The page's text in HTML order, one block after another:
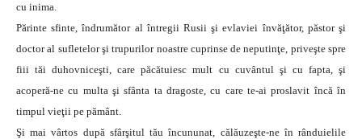
cu inima.
Părinte sfinte, îndrumător al întregii Rusii şi evlaviei învăţător, păstor şi
doctor al sufletelor şi trupurilor noastre cuprinse de neputinţe, priveşte spre
fiii tăi duhovniceşti, care păcătuiesc mult cu cuvântul şi cu fapta, şi
acoperă-ne cu multa şi sfânta ta dragoste, cu care te-ai proslavit încă în
timpul vieţii pe pământ.
Şi mai vârtos după sfârşitul tău încununat, călăuzeşte-ne în rânduielile